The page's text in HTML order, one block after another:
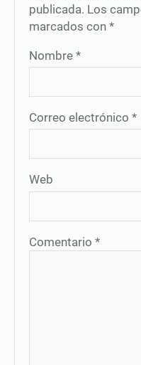
publicada. Los
marcados con *
Nombre *
Correo electrónico *
Web
Comentario *